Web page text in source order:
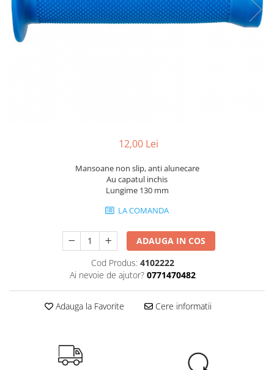
Reflectorizante
Roti ajutatoare
Lanturi
Manete schimbator
Saboti si placute
Schimbatoare si accesorii
12,00 Lei
Mansoane non slip, anti alunecare
Au capatul inchis
Lungime 130 mm
LA COMANDA
ADAUGA IN COS
Cod Produs: 4102222
Ai nevoie de ajutor? 0771470482
Adauga la Favorite Cere informatii